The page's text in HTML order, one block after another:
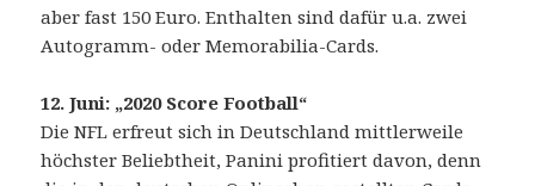
aber fast 150 Euro. Enthalten sind dafür u.a. zwei
Autogramm- oder Memorabilia-Cards.
12. Juni: „2020 Score Football“
Die NFL erfreut sich in Deutschland mittlerweile
höchster Beliebtheit, Panini profitiert davon, denn